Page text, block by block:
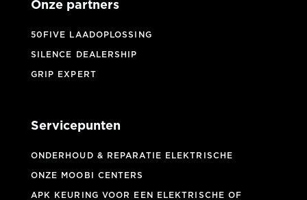
Onze partners
50FIVE LAADOPLOSSING
SILENCE DEALERSHIP
GRIP EXPERT
Servicepunten
ONDERHOUD & REPARATIE ELEKTRISCHE
ONZE MOOBI CENTERS
APK KEURING VOOR EEN ELEKTRISCHE OF